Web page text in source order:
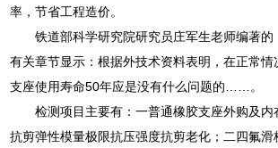
率，节省工程造价。
铁道部科学研究院研究员庄军生老师编著的
有关章节显示：根据外技术资料表明，在正常
支座使用寿命50年应是没有什么问题的……。
检测项目主要有：一普通橡胶支座外购及
抗剪弹性模量极限抗压强度抗剪老化；二四氟滑